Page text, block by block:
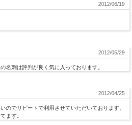
2012/06/19
2012/05/29
名刺は評判が良く気に入っております。
2012/04/25
のでリピートで利用させていただいております。
ます。